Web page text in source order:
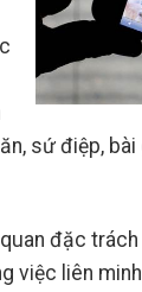
sứ điệp,
đặc
việc liên minh